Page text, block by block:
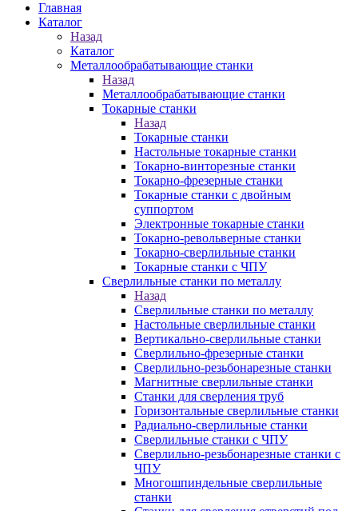
Главная
Каталог
Назад
Каталог
Металлообрабатывающие станки
Назад
Металлообрабатывающие станки
Токарные станки
Назад
Токарные станки
Настольные токарные станки
Токарно-винторезные станки
Токарно-фрезерные станки
Токарные станки с двойным
суппортом
Электронные токарные станки
Токарно-револьверные станки
Токарно-сверлильные станки
Токарные станки с ЧПУ
Сверлильные станки по металлу
Назад
Сверлильные станки по металлу
Настольные сверлильные станки
Вертикально-сверлильные станки
Сверлильно-фрезерные станки
Сверлильно-резьбонарезные станки
Магнитные сверлильные станки
Станки для сверления труб
Горизонтальные сверлильные станки
Радиально-сверлильные станки
Сверлильные станки с ЧПУ
Сверлильно-резьбонарезные станки с
ЧПУ
Многошпиндельные сверлильные
станки